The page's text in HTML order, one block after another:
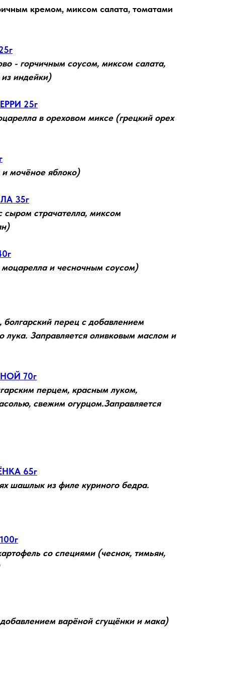
кремом, миксом салата, томатами
- горчичным соусом, миксом салата,
индейки)
25г
в ореховом миксе (грецкий орех
мочёное яблоко)
35г
сыром страчателла, миксом
и чесночным соусом)
перец с добавлением
лука. Заправляется оливковым маслом и
70г
перцем, красным луком,
свежим огурцом.Заправляется
65г
шашлык из филе куриного бедра.
со специями (чеснок, тимьян,
варёной сгущёнки и мака)